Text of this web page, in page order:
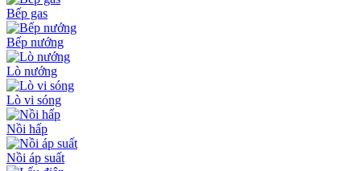
Bếp gas
Bếp nướng
Lò nướng
Lò vi sóng
Nồi hấp
Nồi áp suất